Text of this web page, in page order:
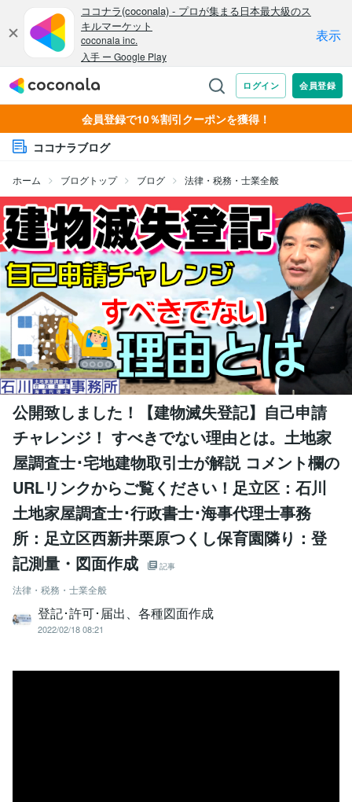
会員登録で10％割引クーポンを獲得！
ココナラブログ
ホーム ブログトップ ブログ 法律・税務・士業全般
公開致しました！【建物滅失登記】自己申請
チャレンジ！ すべきでない理由とは。土地家
屋調査士･宅地建物取引士が解説 コメント欄の
URLリンクからご覧ください！足立区：石川
土地家屋調査士･行政書士･海事代理士事務
所：足立区西新井栗原つくし保育園隣り：登
記測量・図面作成
記事
法律・税務・士業全般
登記･許可･届出、各種図面作成
2022/02/18 08:21